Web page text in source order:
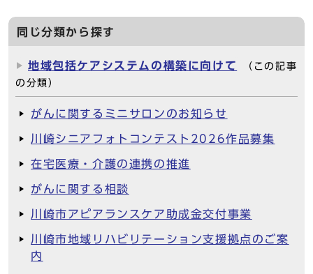
同じ分類から探す
地域包括ケアシステムの構築に向けて
（この記事
の分類）
がんに関するミニサロンのお知らせ
川崎シニアフォトコンテスト2026作品募集
在宅医療・介護の連携の推進
がんに関する相談
川崎市アピアランスケア助成金交付事業
川崎市地域リハビリテーション支援拠点のご案
内